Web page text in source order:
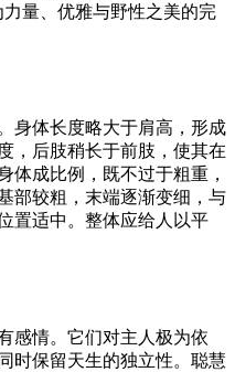
量、优雅与野性之美的完
身体长度略大于肩高，形成
，后肢稍长于前肢，使其在
体成比例，既不过于粗重，
部较粗，末端逐渐变细，与
置适中。整体应给人以平
感情。它们对主人极为依
时保留天生的独立性。聪慧